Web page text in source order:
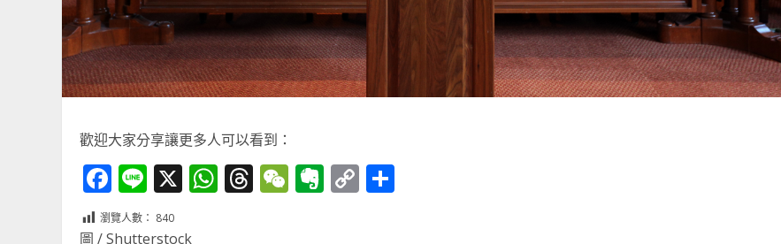
歡迎大家分享讓更多人可以看到：
Facebook
Line
X WhatsApp
Threads
WeChat
Evernote
Copy
瀏覽人數： 840
圖 / Shutterstock